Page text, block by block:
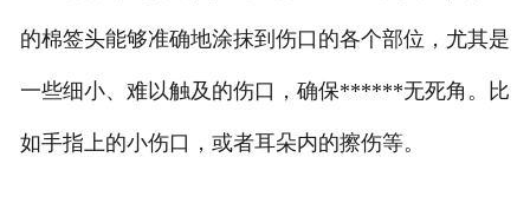
的棉签头能够准确地涂抹到伤口的各个部位，尤其是
一些细小、难以触及的伤口，确保******无死角。比
如手指上的小伤口，或者耳朵内的擦伤等。